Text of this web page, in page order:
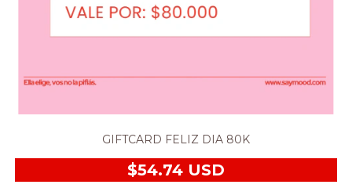
GIFTCARD FELIZ DIA 80K
$54.74 USD